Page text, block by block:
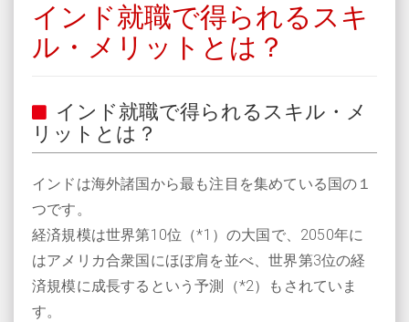
インド就職で得られるスキ
ル・メリットとは？
インド就職で得られるスキル・メ
リットとは？
インドは海外諸国から最も注目を集めている国の１
つです。
経済規模は世界第10位（*1）の大国で、2050年に
はアメリカ合衆国にほぼ肩を並べ、世界第3位の経
済規模に成長するという予測（*2）もされていま
す。